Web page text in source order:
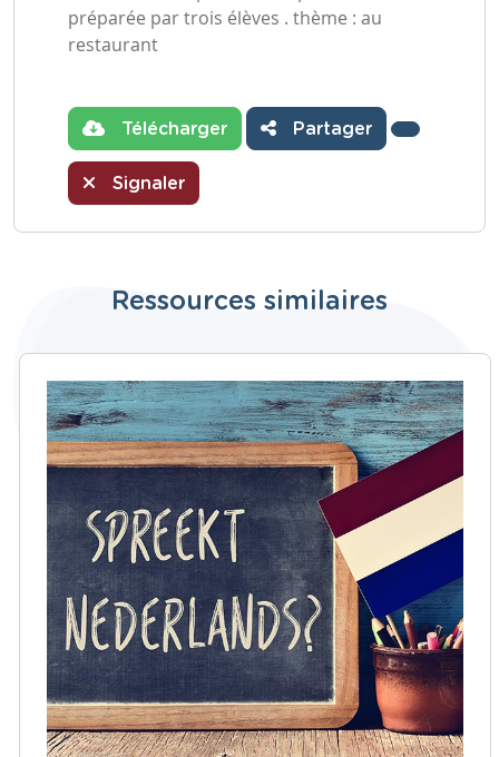
préparée par trois élèves . thème : au
restaurant
Télécharger Partager
Signaler
Ressources similaires